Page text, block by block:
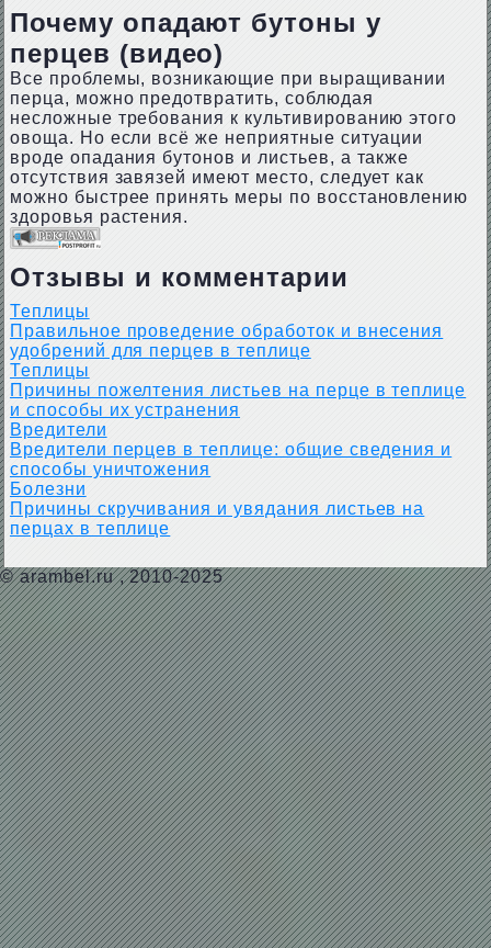
Почему опадают бутоны у
перцев (видео)
Все проблемы, возникающие при выращивании
перца, можно предотвратить, соблюдая
несложные требования к культивированию этого
овоща. Но если всё же неприятные ситуации
вроде опадания бутонов и листьев, а также
отсутствия завязей имеют место, следует как
можно быстрее принять меры по восстановлению
здоровья растения.
Отзывы и комментарии
Теплицы
Правильное проведение обработок и внесения
удобрений для перцев в теплице
Теплицы
Причины пожелтения листьев на перце в теплице
и способы их устранения
Вредители
Вредители перцев в теплице: общие сведения и
способы уничтожения
Болезни
Причины скручивания и увядания листьев на
перцах в теплице
© arambel.ru, 2010-2025